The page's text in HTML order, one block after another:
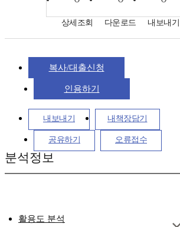
상세조회 다운로드 내보내기
복사/대출신청
인용하기
내보내기 내책장담기
공유하기 오류접수
분석정보
활용도 분석